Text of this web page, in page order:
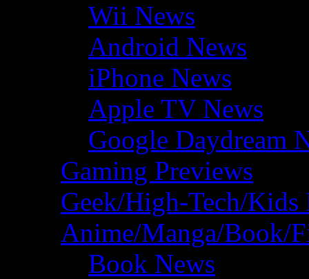
Wii News
Android News
iPhone News
Apple TV News
Google Daydream
Gaming Previews
Geek/High-Tech/Kids
Anime/Manga/Book/
Book News